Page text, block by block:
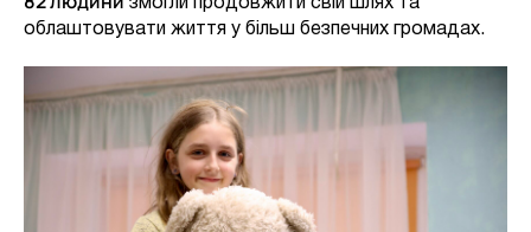
облаштовувати життя у більш безпечних громадах.